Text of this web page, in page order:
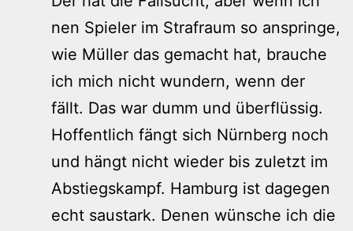
nen Spieler im Strafraum so anspringe,
wie Müller das gemacht hat, brauche
ich mich nicht wundern, wenn der
fällt. Das war dumm und überflüssig.
Hoffentlich fängt sich Nürnberg noch
und hängt nicht wieder bis zuletzt im
Abstiegskampf. Hamburg ist dagegen
echt saustark. Denen wünsche ich die